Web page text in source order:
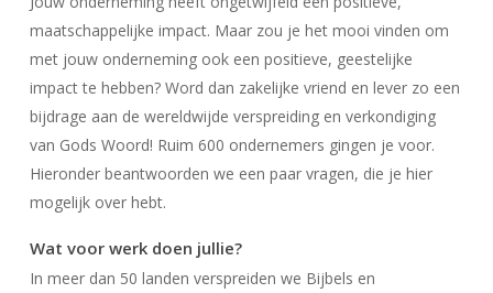
maatschappelijke impact. Maar zou je het mooi vinden om
met jouw onderneming ook een positieve, geestelijke
impact te hebben? Word dan zakelijke vriend en lever zo een
bijdrage aan de wereldwijde verspreiding en verkondiging
van Gods Woord! Ruim 600 ondernemers gingen je voor.
Hieronder beantwoorden we een paar vragen, die je hier
mogelijk over hebt.
Wat voor werk doen jullie?
In meer dan 50 landen verspreiden we Bijbels en